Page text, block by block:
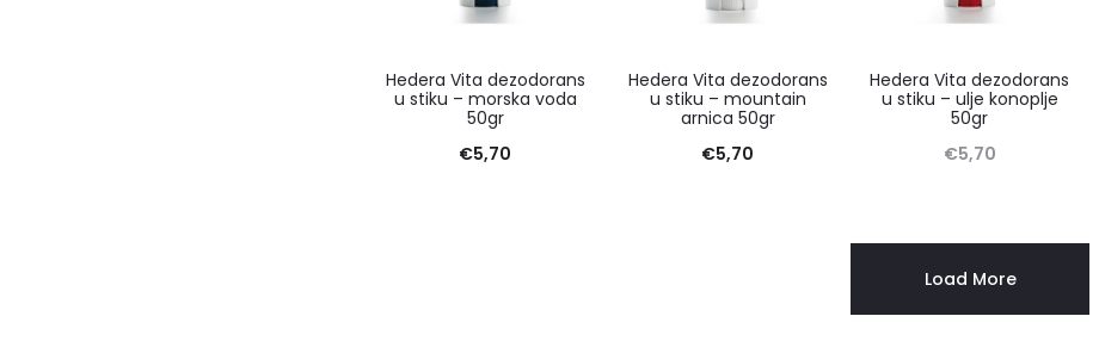
Hedera Vita dezodorans
u stiku – morska voda
50gr
€5,70
Hedera Vita dezodorans
u stiku – mountain
arnica 50gr
€5,70
Hedera Vita dezodorans
u stiku – ulje konoplje
50gr
€5,70
Load More